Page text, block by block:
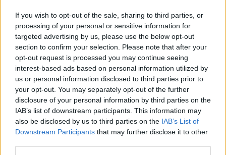
If you wish to opt-out of the sale, sharing to third parties, or
processing of your personal or sensitive information for
targeted advertising by us, please use the below opt-out
section to confirm your selection. Please note that after your
opt-out request is processed you may continue seeing
interest-based ads based on personal information utilized by
us or personal information disclosed to third parties prior to
your opt-out. You may separately opt-out of the further
disclosure of your personal information by third parties on the
IAB’s list of downstream participants. This information may
also be disclosed by us to third parties on the IAB’s List of
Downstream Participants that may further disclose it to other
akinek egyáltalán nem volt problémája a lenge öltözettel.